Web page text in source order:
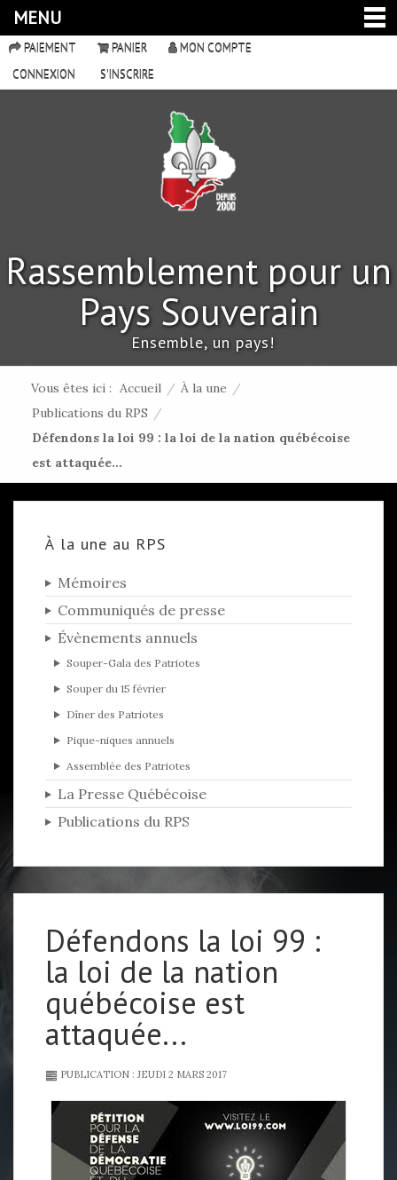
MENU
PAIEMENT PANIER
MON COMPTE
CONNEXION
S'INSCRIRE
Rassemblement pour un
Pays Souverain
Ensemble, un pays!
Vous êtes ici : Accueil / À la une /
Publications du RPS /
Défendons la loi 99 : la loi de la nation québécoise
est attaquée...
À la une au RPS
Mémoires
Communiqués de presse
Évènements annuels
Souper-Gala des Patriotes
Souper du 15 février
Dîner des Patriotes
Pique-niques annuels
Assemblée des Patriotes
La Presse Québécoise
Publications du RPS
Défendons la loi 99 :
la loi de la nation
québécoise est
attaquée...
PUBLICATION : JEUDI 2 MARS 2017